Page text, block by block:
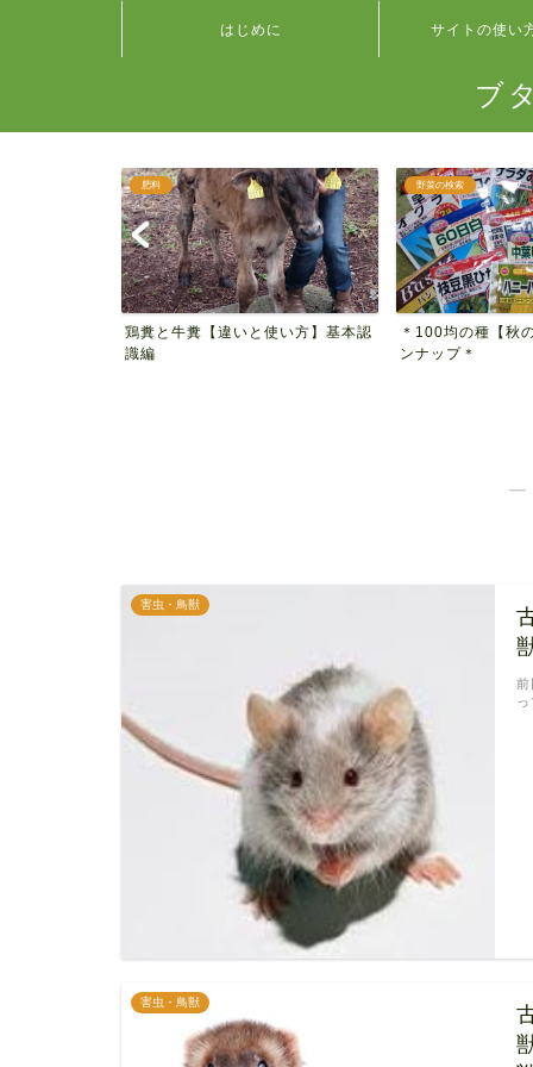
はじめに サイトの使い
ブ
肥料
鶏糞と牛糞【違いと使い方】基本認
識編
野菜の検索
＊100均の種【秋
ンナップ＊
―
害虫・鳥獣
前
害虫・鳥獣